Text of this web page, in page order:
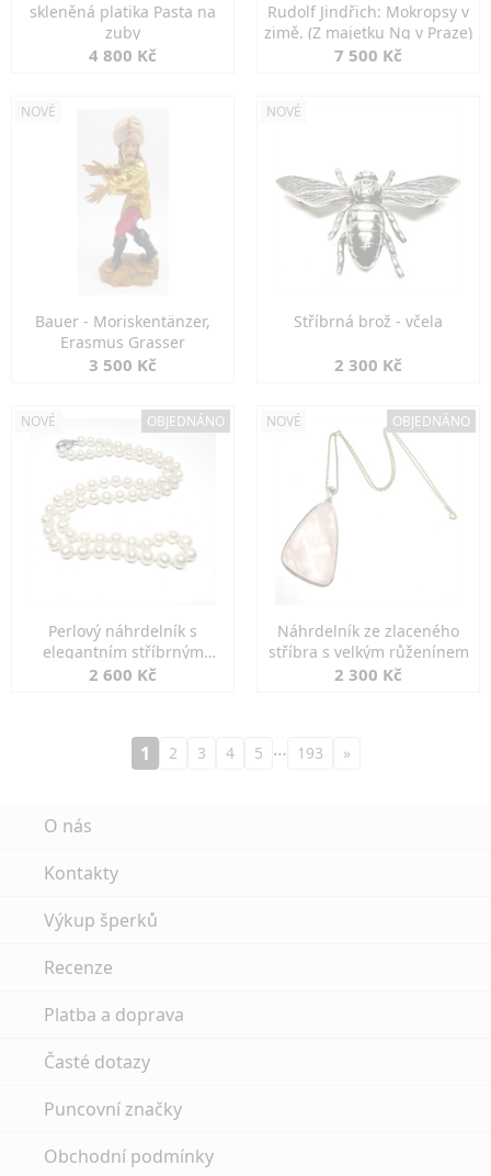
skleněná platika Pasta na
zuby
4 800 Kč
Rudolf Jindřich: Mokropsy v
zimě. (Z majetku Ng v Praze)
7 500 Kč
NOVÉ
Bauer - Moriskentänzer,
Erasmus Grasser
3 500 Kč
NOVÉ
Stříbrná brož - včela
2 300 Kč
NOVÉ OBJEDNÁNO
Perlový náhrdelník s
elegantním stříbrným
zapínáním
2 600 Kč
NOVÉ OBJEDNÁNO
Náhrdelník ze zlaceného
stříbra s velkým růženínem
2 300 Kč
1 2 3 4 5 … 193 »
O nás
Kontakty
Výkup šperků
Recenze
Platba a doprava
Časté dotazy
Puncovní značky
Obchodní podmínky